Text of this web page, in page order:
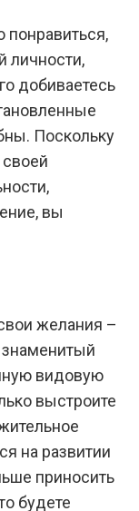
понравиться,
личности,
добиваетесь
Поскольку
вы
желания –
видовую
выстроите
на развитии
приносить
будете